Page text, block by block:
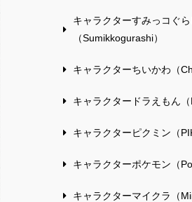
キャラクターすみっコぐら
（Sumikkogurashi）
キャラクターちいかわ（
キャラクタードラえもん（
キャラクターピクミン（
キャラクターポケモン（
キャラクターマイクラ（